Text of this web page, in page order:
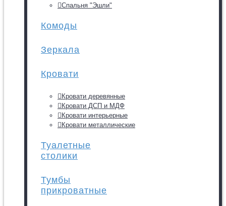
Спальня "Эшли"
Комоды
Зеркала
Кровати
Кровати деревянные
Кровати ДСП и МДФ
Кровати интерьерные
Кровати металлические
Туалетные
столики
Тумбы
прикроватные